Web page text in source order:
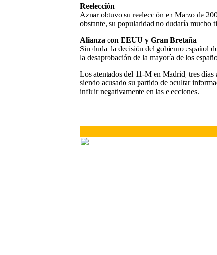
Reelección
Aznar obtuvo su reelección en Marzo de
obstante, su popularidad no dudaría mucho
Alianza con EEUU y Gran Bretaña
Sin duda, la decisión del gobierno español
la desaprobación de la mayoría de los
Los atentados del 11-M en Madrid, tres
siendo acusado su partido de ocultar
influir negativamente en las elecciones.